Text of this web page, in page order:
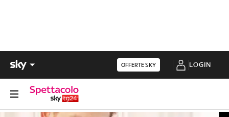
OFFERTE SKY LOGIN